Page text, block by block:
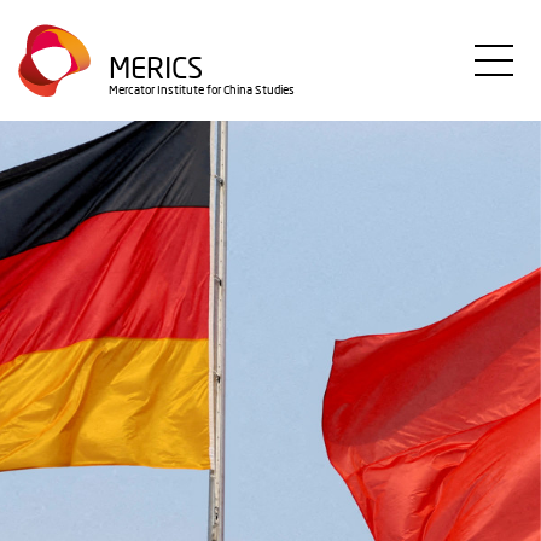
Direkt
zum
Inhalt
MERICS
Mercator Institute for China Studies